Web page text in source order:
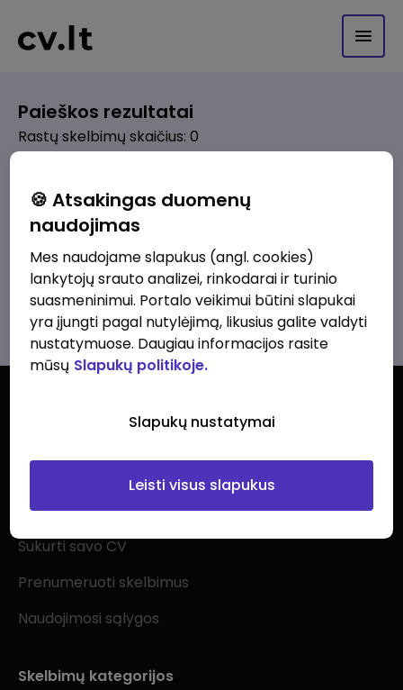
Paieškos rezultatai
Rastų skelbimų skaičius: 0
Pagal pasirinktus kriterijus skelbimų
nerasta. Pakoreguokite paiešką ir
bandykite dar kartą.
Žiūrėti visus skelbimus
Ieškantiems darbo
Visi darbo skelbimai
Sukurti savo CV
Prenumeruoti skelbimus
Naudojimosi sąlygos
Skelbimų kategorijos
🍪 Atsakingas duomenų
naudojimas
Mes naudojame slapukus (angl. cookies)
lankytojų srauto analizei, rinkodarai ir turinio
suasmeninimui. Portalo veikimui būtini slapukai
yra įjungti pagal nutylėjimą, likusius galite valdyti
nustatymuose. Daugiau informacijos rasite
mūsų Slapukų politikoje.
Slapukų nustatymai
Leisti visus slapukus